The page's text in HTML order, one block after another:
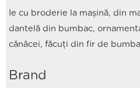
Ie cu broderie la mașină, din
dantelă din bumbac,
cănăcei, făcuți din fir de
Brand